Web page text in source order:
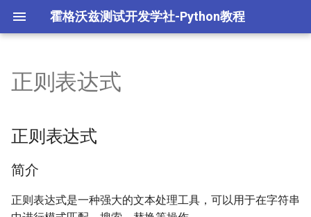
霍格沃兹测试开发学社-Python教程
L1.Python语法与数据结构
基础语法阶段练习
L2.Python面向对象编程
Python 面向对象阶段练习
L3.Python常用模块
random模块
L4.Python高级编程 多任务协程编程
正则表达式
正则表达式
简介
正则表达式是一种强大的文本处理工具，可以用于在字符串